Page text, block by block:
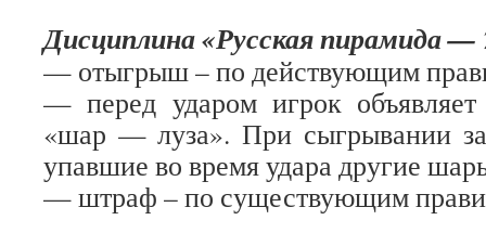
Дисциплина «Русская пирамида —
— отыгрыш – по действующим
— перед ударом игрок
«шар — луза». При сыгрывании
упавшие во время удара другие
— штраф – по существующим